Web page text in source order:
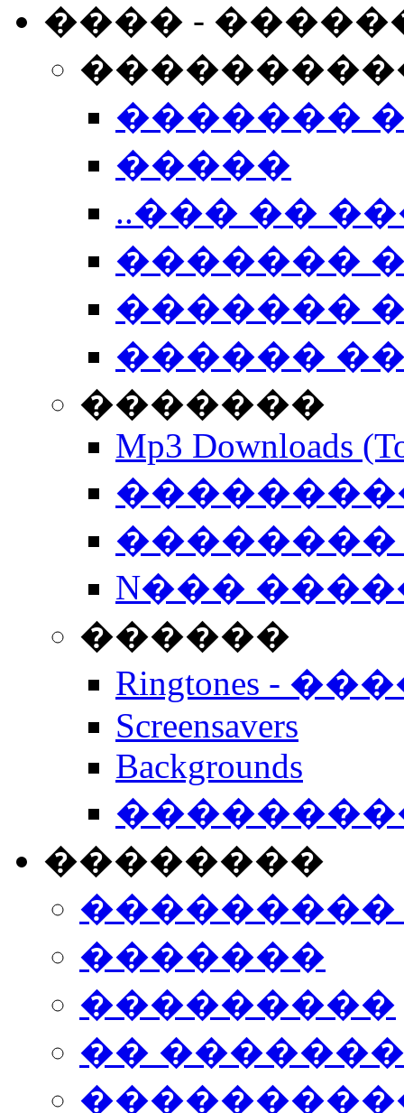
���� -
�������
�����
..��� ��
�������
�������
������
�������
Mp3 Downloads
��������
N���
������
Ringtones -
Screensavers
Backgrounds
��������
���������
�������
���������
��